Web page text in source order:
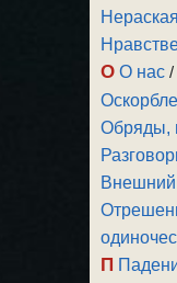
О О нас
Обряды,
Внешний
П